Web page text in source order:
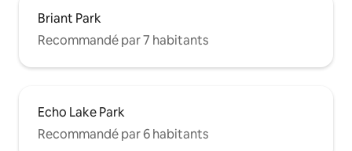
Briant Park
Recommandé par 7 habitants
Echo Lake Park
Recommandé par 6 habitants